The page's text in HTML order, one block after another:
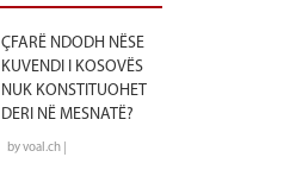
ÇFARË NDODH NËSE
KUVENDI I KOSOVËS
NUK KONSTITUOHET
DERI NË MESNATË?
by voal.ch |